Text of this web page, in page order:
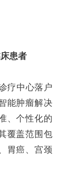
患者
疗中心落户
能肿瘤解决
、个性化的
覆盖范围包
胃癌、宫颈